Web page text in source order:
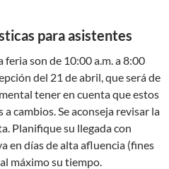
para asistentes
son de 10:00 a.m. a 8:00
del 21 de abril, que será de
tener en cuenta que estos
cambios. Se aconseja revisar la
Planifique su llegada con
en días de alta afluencia (fines
máximo su tiempo.